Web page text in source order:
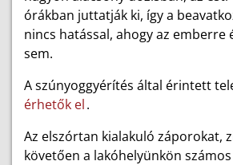
órákban juttatják ki, így a
nincs hatással, ahogy az emberre
sem.
A szúnyoggyérítés által érintett
érhetők el.
Az elszórtan kialakuló záporokat,
követően a lakóhelyünkön